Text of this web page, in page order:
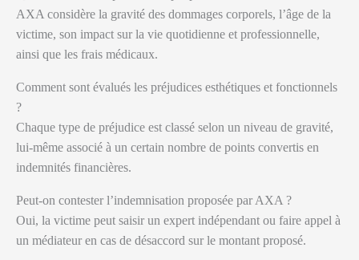
AXA considère la gravité des dommages corporels, l’âge de la
victime, son impact sur la vie quotidienne et professionnelle,
ainsi que les frais médicaux.
Comment sont évalués les préjudices esthétiques et fonctionnels
?
Chaque type de préjudice est classé selon un niveau de gravité,
lui-même associé à un certain nombre de points convertis en
indemnités financières.
Peut-on contester l’indemnisation proposée par AXA ?
Oui, la victime peut saisir un expert indépendant ou faire appel à
un médiateur en cas de désaccord sur le montant proposé.